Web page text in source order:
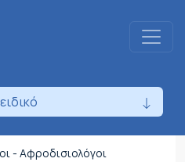
- Αφροδισιολόγοι